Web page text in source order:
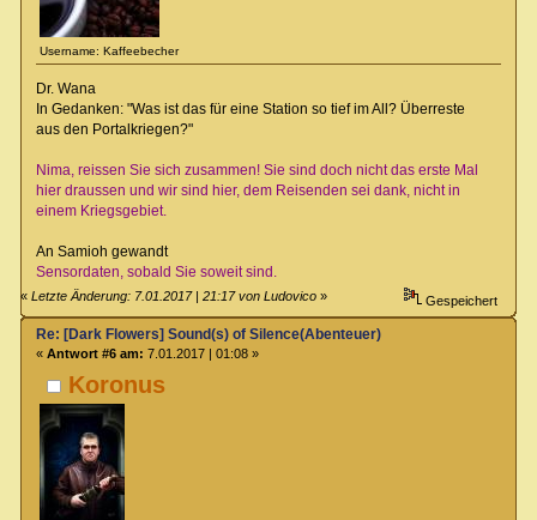
Username: Kaffeebecher
Dr. Wana
In Gedanken: "Was ist das für eine Station so tief im All? Überreste
aus den Portalkriegen?"
Nima, reissen Sie sich zusammen! Sie sind doch nicht das erste Mal
hier draussen und wir sind hier, dem Reisenden sei dank, nicht in
einem Kriegsgebiet.
An Samioh gewandt
Sensordaten, sobald Sie soweit sind.
«Letzte Änderung: 7.01.2017 | 21:17 von Ludovico » Gespeichert
Koronus
Re: [Dark Flowers] Sound(s) of Silence(Abenteuer)
« Antwort #6 am: 7.01.2017 | 01:08 »